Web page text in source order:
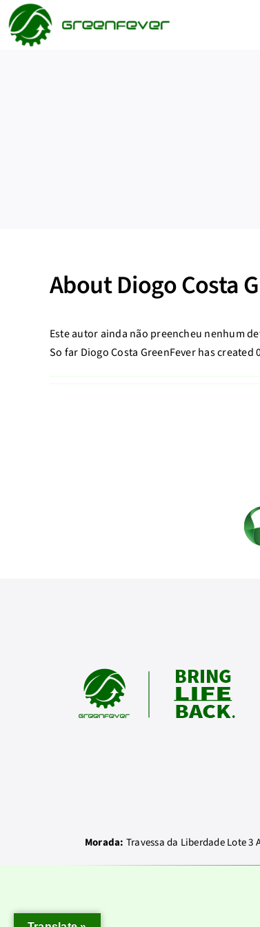
Skip
to
content
AboutDiogo Costa
Este autor ainda não preencheu nenhum
So far Diogo Costa GreenFever has created
Morada: Travessa da Liberdade Lote 3